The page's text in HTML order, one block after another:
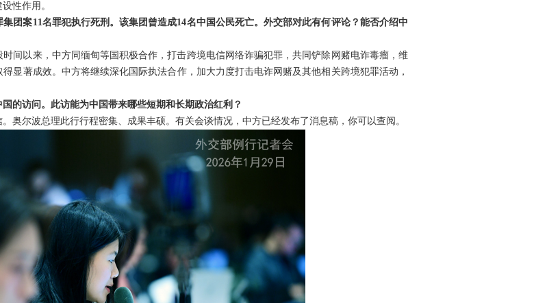
性作用。
团案11名罪犯执行死刑。该集团曾造成14名中国公民死亡。外交部对此有何评论？能否介绍中
间以来，中方同缅甸等国积极合作，打击跨境电信网络诈骗犯罪，共同铲除网赌电诈毒瘤，维
显著成效。中方将继续深化国际执法合作，加大力度打击电诈网赌及其他相关跨境犯罪活动，
的访问。此访能为中国带来哪些短期和长期政治红利？
奥尔波总理此行行程密集、成果丰硕。有关会谈情况，中方已经发布了消息稿，你可以查阅。